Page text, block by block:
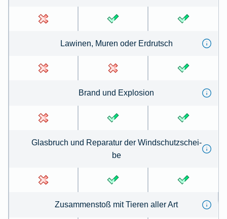
La­winen, Mu­ren oder Erd­rutsch
Brand und Ex­plo­sion
Glas­bruch und Re­pa­ra­tur der Wind­schutz­schei­
be
Zu­sammen­stoß mit Tie­ren aller Art